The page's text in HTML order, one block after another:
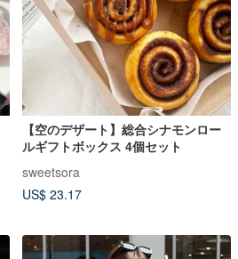
【空のデザート】総合シナモンロー
ルギフトボックス 4個セット
sweetsora
US$ 23.17